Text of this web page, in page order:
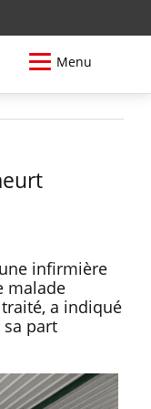
Menu
infirmière
malade
a indiqué
part